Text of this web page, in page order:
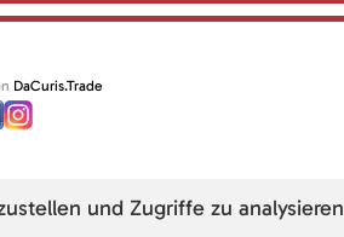
DaCuris.Trade
und Zugriffe zu